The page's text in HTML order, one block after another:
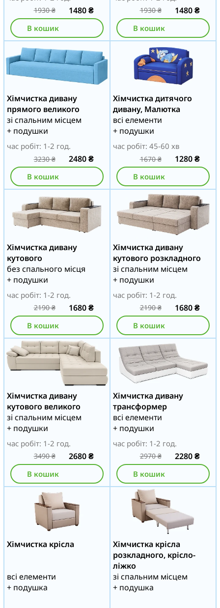
1930₴ 1480₴
В кошик
1930₴ 1480₴
В кошик
Хімчистка дивану
прямого великого
зі спальним місцем
+ подушки
час робіт: 1-2 год.
3230₴ 2480₴
В кошик
Хімчистка дитячого
дивану, Малютка
всі елементи
+ подушки
час робіт: 45-60 хв
1670₴ 1280₴
В кошик
Хімчистка дивану
кутового
без спального місця
+ подушки
час робіт: 1-2 год.
2190₴ 1680₴
В кошик
Хімчистка дивану
кутового розкладного
зі спальним місцем
+ подушки
час робіт: 1-2 год.
2190₴ 1680₴
В кошик
Хімчистка дивану
кутового великого
зі спальним місцем
+ подушки
час робіт: 1-2 год.
3490₴ 2680₴
В кошик
Хімчистка дивану
трансформер
всі елементи
+ подушки
час робіт: 1-2 год.
2970₴ 2280₴
В кошик
Хімчистка крісла
всі елементи
+ подушка
Хімчистка крісла
розкладного, крісло-
ліжко
зі спальним місцем
+ подушка